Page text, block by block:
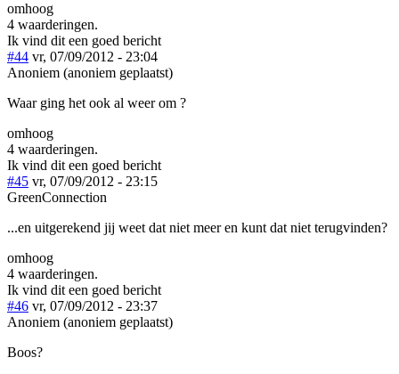
omhoog
4 waarderingen.
Ik vind dit een goed bericht
#44 vr, 07/09/2012 - 23:04
Anoniem (anoniem geplaatst)
Waar ging het ook al weer om ?
omhoog
4 waarderingen.
Ik vind dit een goed bericht
#45 vr, 07/09/2012 - 23:15
GreenConnection
...en uitgerekend jij weet dat niet meer en kunt dat niet terugvinden?
omhoog
4 waarderingen.
Ik vind dit een goed bericht
#46 vr, 07/09/2012 - 23:37
Anoniem (anoniem geplaatst)
Boos?